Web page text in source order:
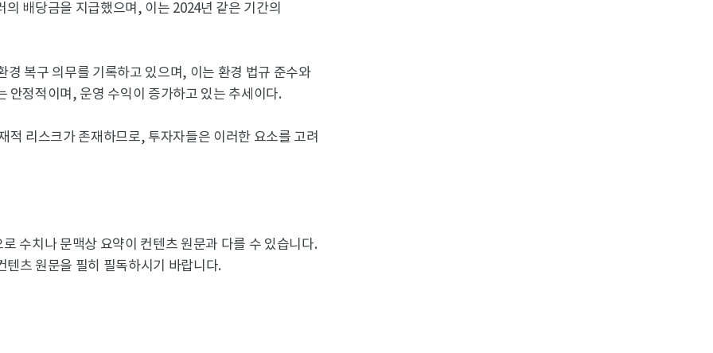
배당금을 지급했으며, 이는 2024년 같은 기간의
복구 의무를 기록하고 있으며, 이는 환경 법규 준수와
안정적이며, 운영 수익이 증가하고 있는 추세이다.
적 리스크가 존재하므로, 투자자들은 이러한 요소를 고려
수치나 문맥상 요약이 컨텐츠 원문과 다를 수 있습니다.
츠 원문을 필히 필독하시기 바랍니다.